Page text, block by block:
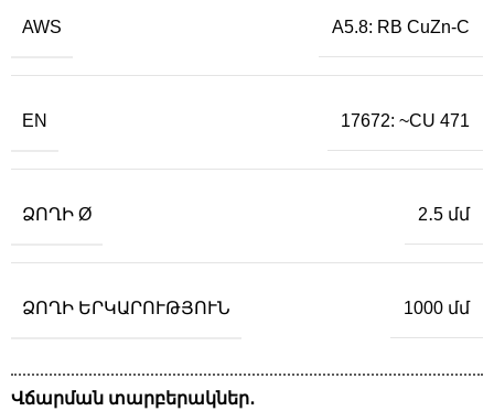
AWS A5.8: RB CuZn-C
EN 17672: ~CU 471
ՁՈՂԻ Ø 2․5 մմ
ՁՈՂԻ ԵՐԿԱՐՈՒԹՅՈՒՆ 1000 մմ
Վճարման տարբերակներ․